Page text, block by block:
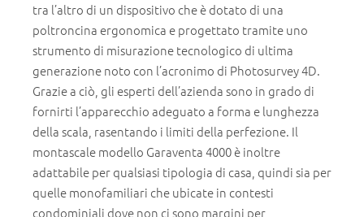
tra l’altro di un dispositivo che è dotato di una
poltroncina ergonomica e progettato tramite uno
strumento di misurazione tecnologico di ultima
generazione noto con l’acronimo di Photosurvey 4D.
Grazie a ciò, gli esperti dell’azienda sono in grado di
fornirti l’apparecchio adeguato a forma e lunghezza
della scala, rasentando i limiti della perfezione. Il
montascale modello Garaventa 4000 è inoltre
adattabile per qualsiasi tipologia di casa, quindi sia per
quelle monofamiliari che ubicate in contesti
condominiali dove non ci sono margini per